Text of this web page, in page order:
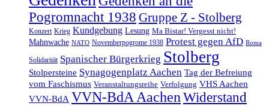
Pogromnacht 1938 Gruppe Z - Stolberg
Konzert Krieg Kundgebung Lesung Ma Bistar! Vergesst nicht!
Mahnwache NATO Novemberpogrome 1938 Protest gegen AfD Roma
Solidarität Spanischer Bürgerkrieg Stolberg
Stolpersteine Synagogenplatz Aachen Tag der Befreiung
vom Faschismus Veranstaltungsreihe Verfolgung VHS Aachen
VVN-BdA VVN-BdA AachenWiderstand